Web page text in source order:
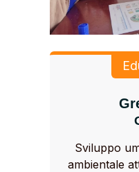
Sviluppo
ambientale